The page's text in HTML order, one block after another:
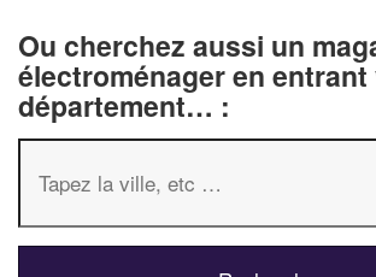
Ou cherchez aussi un
électroménager en
département… :